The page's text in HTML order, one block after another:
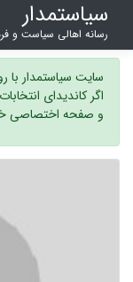
سیاستمدار
رسانه اهالی سیاست و
سایت سیاستمدار با
اگر کاندیدای
و صفحه اختصاصی